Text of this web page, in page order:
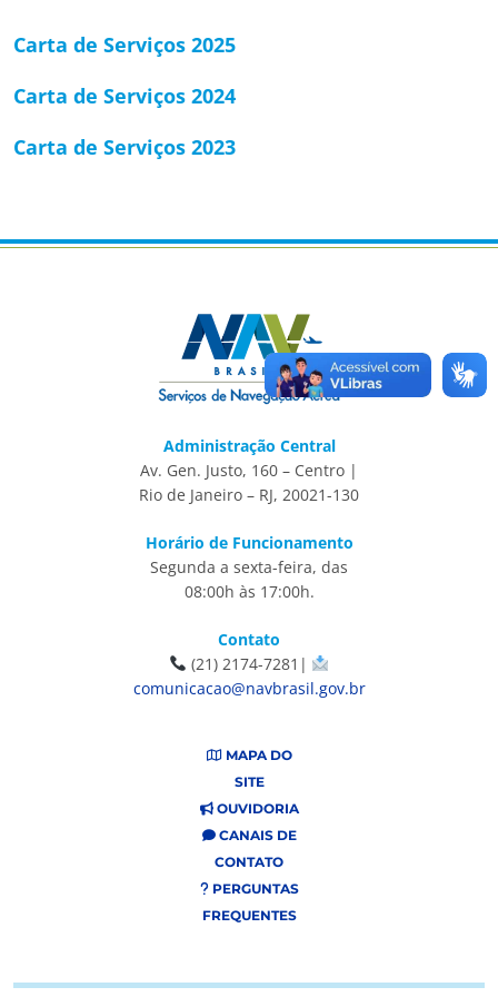
Carta de Serviços 2025
Carta de Serviços 2024
Carta de Serviços 2023
Administração Central
Av. Gen. Justo, 160 – Centro |
Rio de Janeiro – RJ, 20021-130
Horário de Funcionamento
Segunda a sexta-feira, das
08:00h às 17:00h.
Contato
(21) 2174-7281|
comunicacao@navbrasil.gov.br
MAPA DO
SITE
OUVIDORIA
CANAIS DE
CONTATO
PERGUNTAS
FREQUENTES